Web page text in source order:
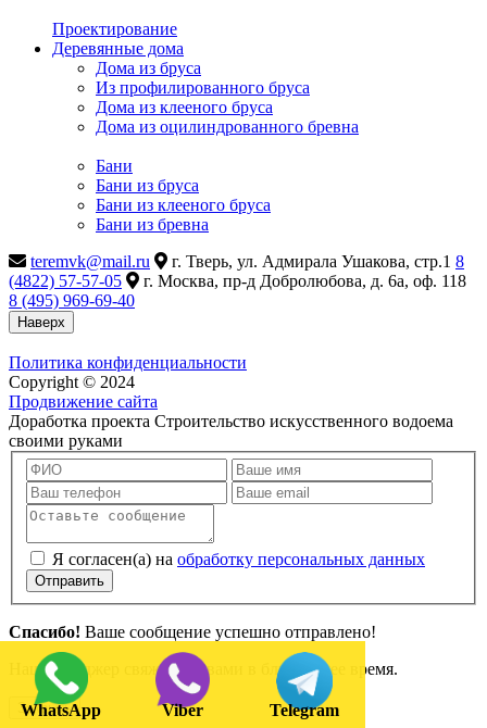
Проектирование
Деревянные дома
Дома из бруса
Из профилированного бруса
Дома из клееного бруса
Дома из оцилиндрованного бревна
Бани
Бани из бруса
Бани из клееного бруса
Бани из бревна
teremvk@mail.ru
г. Тверь, ул. Адмирала Ушакова, стр.1 8
(4822) 57-57-05
г. Москва, пр-д Добролюбова, д. 6а, оф. 118
8 (495) 969-69-40
Наверх
Политика конфиденциальности
Copyright © 2024
Продвижение сайта
Доработка проекта Строительство искусственного водоема
своими руками
Я согласен(а) на обработку персональных данных
Отправить
Спасибо! Ваше сообщение успешно отправлено!
Наш менеджер свяжется с вами в ближайшее время.
Закрыть
WhatsApp Viber Telegram